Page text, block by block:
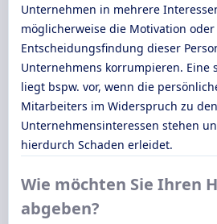
Unternehmen in mehrere
möglicherweise die Motivation
Entscheidungsfindung dieser
Unternehmens korrumpieren. Eine
liegt bspw. vor, wenn die
Mitarbeiters im Widerspruch zu den
Unternehmensinteressen stehen
hierdurch Schaden erleidet.
Wie möchten Sie Ihren
abgeben?